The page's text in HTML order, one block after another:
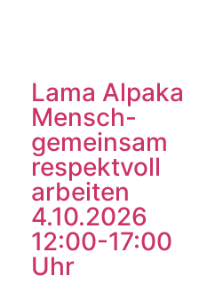
Lama Alpaka
Mensch-
gemeinsam
respektvoll
arbeiten
4.10.2026
12:00-17:00
Uhr